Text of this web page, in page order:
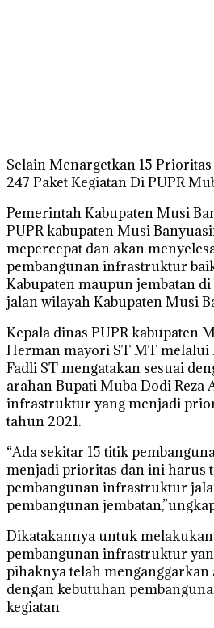
Selain Menargetkan 15
247 Paket Kegiatan Di PUPR
Pemerintah Kabupaten Musi
PUPR kabupaten Musi
mepercepat dan akan
pembangunan infrastruktur
Kabupaten maupun jembatan
jalan wilayah Kabupaten Musi
Kepala dinas PUPR kabupaten
Herman mayori ST MT melalui
Fadli ST mengatakan sesuai
arahan Bupati Muba Dodi Reza
infrastruktur yang menjadi
tahun 2021.
“Ada sekitar 15 titik
menjadi prioritas dan ini harus
pembangunan infrastruktur
pembangunan
Dikatakannya untuk
pembangunan infrastruktur
pihaknya telah menganggarkan
dengan kebutuhan
kegiatan